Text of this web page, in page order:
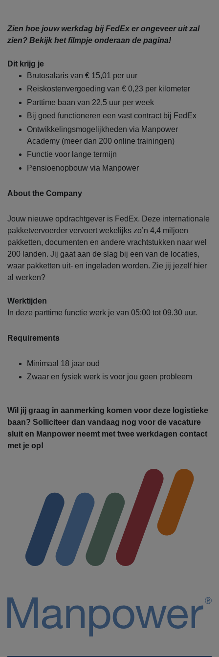
Zien hoe jouw werkdag bij FedEx er ongeveer uit zal
zien? Bekijk het filmpje onderaan de pagina!
Dit krijg je
Brutosalaris van € 15,01 per uur
Reiskostenvergoeding van € 0,23 per kilometer
Parttime baan van 22,5 uur per week
Bij goed functioneren een vast contract bij FedEx
Ontwikkelingsmogelijkheden via Manpower
Academy (meer dan 200 online trainingen)
Functie voor lange termijn
Pensioenopbouw via Manpower
About the Company
Jouw nieuwe opdrachtgever is FedEx. Deze internationale
pakketvervoerder vervoert wekelijks zo’n 4,4 miljoen
pakketten, documenten en andere vrachtstukken naar wel
200 landen. Jij gaat aan de slag bij een van de locaties,
waar pakketten uit- en ingeladen worden. Zie jij jezelf hier
al werken?
Werktijden
In deze parttime functie werk je van 05:00 tot 09.30 uur.
Requirements
Minimaal 18 jaar oud
Zwaar en fysiek werk is voor jou geen probleem
Wil jij graag in aanmerking komen voor deze logistieke
baan? Solliciteer dan vandaag nog voor de vacature
sluit en Manpower neemt met twee werkdagen contact
met je op!